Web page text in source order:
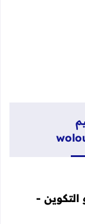
التكوين -